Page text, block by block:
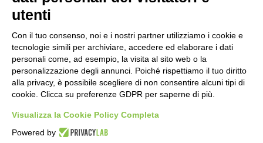
della disciplina della Dermatologia in regime
Documentazione Privacy – Regolamento EU
2016/679 “GDPR”
utenti
Con il tuo consenso, noi e i nostri partner utilizziamo i cookie e
tecnologie simili per archiviare, accedere ed elaborare i dati
personali come, ad esempio, la visita al sito web o la
personalizzazione degli annunci. Poiché rispettiamo il tuo diritto
alla privacy, è possibile scegliere di non consentire alcuni tipi di
cookie. Clicca su preferenze GDPR per saperne di più.
Visualizza la Cookie Policy Completa
Powered by